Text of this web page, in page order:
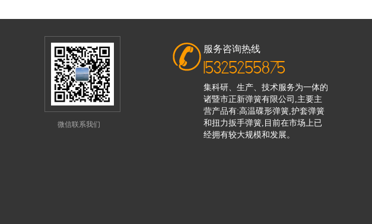
微信联系我们
服务咨询热线
15325255875
集科研、生产、技术服务为一体的
诸暨市正新弹簧有限公司,主要主
营产品有:高温碟形弹簧,护套弹簧
和扭力扳手弹簧,目前在市场上已
经拥有较大规模和发展。